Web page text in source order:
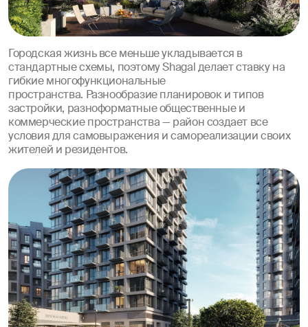
Городская жизнь все меньше укладывается в
стандартные схемы, поэтому Shagal делает ставку на
гибкие многофункциональные
пространства. Разнообразие планировок и типов
застройки, разноформатные общественные и
коммерческие пространства — район создает все
условия для самовыражения и самореализации своих
жителей и резидентов.